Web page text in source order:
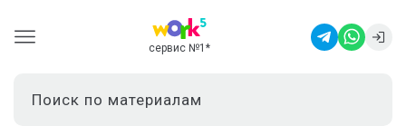
сервис №1 *